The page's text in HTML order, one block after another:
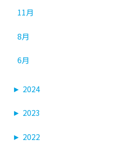
11月
8月
6月
► 2024
► 2023
► 2022